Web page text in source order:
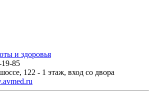
и здоровья
85
122 - 1 этаж, вход со двора